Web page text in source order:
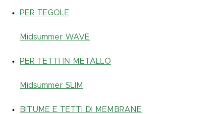
PER TEGOLE
Midsummer WAVE
PER TETTI IN METALLO
Midsummer SLIM
BITUME E TETTI DI MEMBRANE